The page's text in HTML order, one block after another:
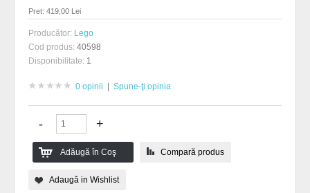
Pret: 419,00 Lei
Producător: Lego
Cod produs: 40598
Disponibilitate: 1
0 opinii Spune-ţi opinia
Compară produs
Adaugă in Wishlist